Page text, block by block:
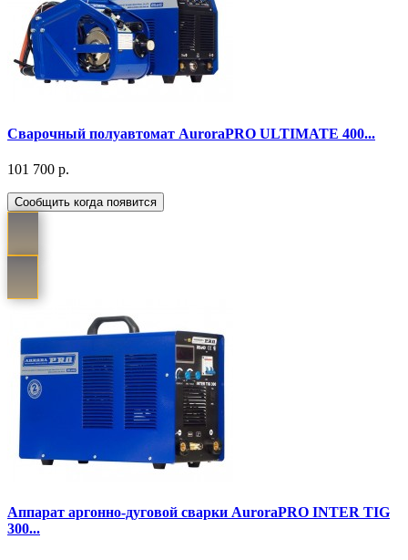
Cварочный полуавтомат AuroraPRO ULTIMATE 400...
101 700 р.
Сообщить когда появится
Аппарат аргонно-дуговой сварки AuroraPRO INTER TIG
300...